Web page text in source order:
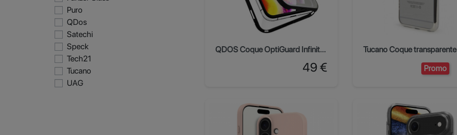
Puro
QDos
Satechi
Speck
Tech21
Tucano
UAG
QDOS Coque OptiGuard Infinity Glass iPhone XS Max
Prix
49 €
Promo